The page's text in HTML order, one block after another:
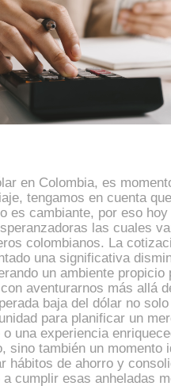
en Colombia, es
tengamos en cuenta
es cambiante, por eso hoy
las cuales
colombianos. La
una significativa
un ambiente propicio
aventurarnos más allá
baja del dólar no
para planificar un
una experiencia
sino también un momento
hábitos de ahorro y
a cumplir esas anheladas